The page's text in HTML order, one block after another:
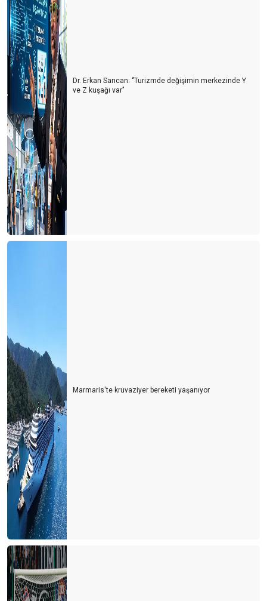
Dr. Erkan Sarıcan: ‘’Turizmde değişimin merkezinde Y
ve Z kuşağı var’’
Marmaris'te kruvaziyer bereketi yaşanıyor